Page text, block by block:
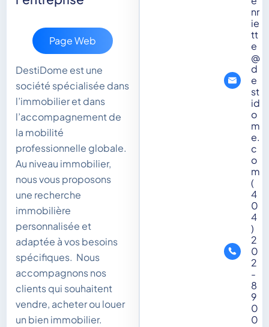
Page Web
DestiDome est une
société spécialisée dans
l’immobilier et dans
l’accompagnement de
la mobilité
professionnelle globale.
Au niveau immobilier,
nous vous proposons
une recherche
immobilière
personnalisée et
adaptée à vos besoins
spécifiques. Nous
accompagnons nos
clients qui souhaitent
vendre, acheter ou louer
un bien immobilier.
nr
ie
tt
e
@
d
e
st
id
o
m
e.
c
o
m
(
4
0
4
)
2
0
2
-
8
9
0
0